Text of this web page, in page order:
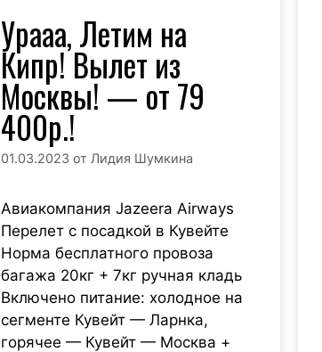
Урааа, Летим на
Кипр! Вылет из
Москвы! — от 79
400р.!
01.03.2023 от Лидия Шумкина
Авиакомпания Jazeera Airways
Перелет с посадкой в Кувейте
Норма бесплатного провоза
багажа 20кг + 7кг ручная кладь
Включено питание: холодное на
сегменте Кувейт — Ларнка,
горячее — Кувейт — Москва +